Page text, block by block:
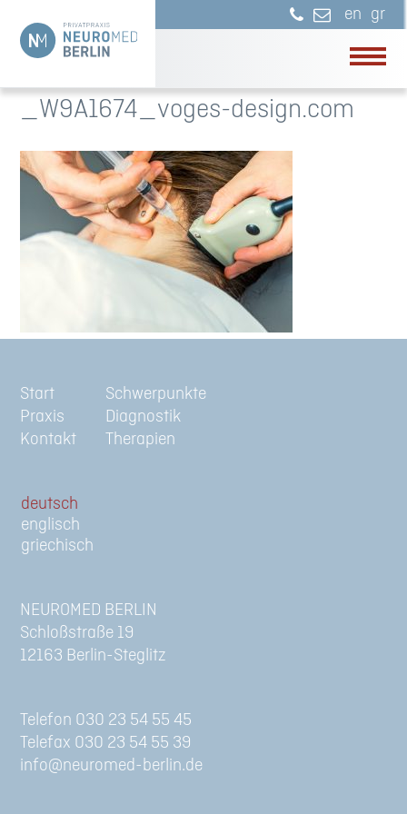
en gr
_W9A1674_voges-design.com
Start
Praxis
Kontakt
Schwerpunkte
Diagnostik
Therapien
de
en
gr
NEUROMED BERLIN
Schloßstraße 19
12163 Berlin-Steglitz
Telefon 030 23 54 55 45
Telefax 030 23 54 55 39
info@neuromed-berlin.de